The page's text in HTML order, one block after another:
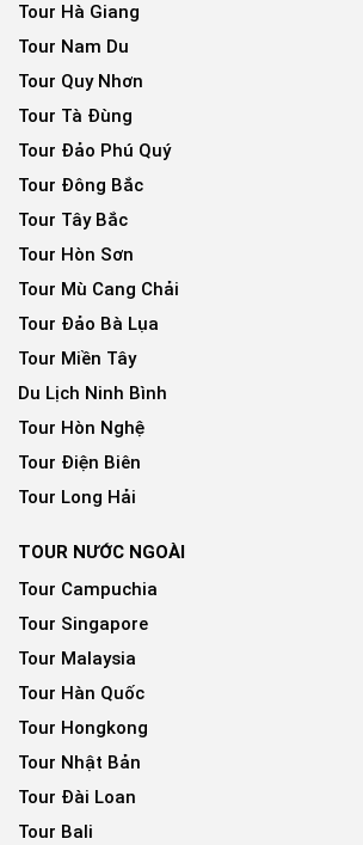
Tour Hà Giang
Tour Nam Du
Tour Quy Nhơn
Tour Tà Đùng
Tour Đảo Phú Quý
Tour Đông Bắc
Tour Tây Bắc
Tour Hòn Sơn
Tour Mù Cang Chải
Tour Đảo Bà Lụa
Tour Miền Tây
Du Lịch Ninh Bình
Tour Hòn Nghệ
Tour Điện Biên
Tour Long Hải
TOUR NƯỚC NGOÀI
Tour Campuchia
Tour Singapore
Tour Malaysia
Tour Hàn Quốc
Tour Hongkong
Tour Nhật Bản
Tour Đài Loan
Tour Bali